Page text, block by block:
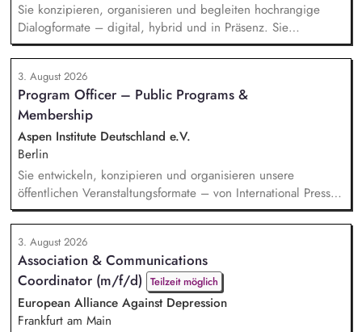
Sie konzipieren, organisieren und begleiten hochrangige
Dialogformate – digital, hybrid und in Präsenz. Sie
identifizieren aktuelle Entwicklungen in den Bereichen
Handel, Technologie, Geopolitik und wirtschaftliche
Sicherheit und bereiten diese für Veranstaltungen,
Hintergrundgespräche, Publikationen und politische
Diskussionen auf. Sie identifizieren und gewinnen
Referent*innen sowie Diskuss...
3. August 2026
Program Officer – Public Programs &
Membership
Aspen Institute Deutschland e.V.
Berlin
Sie entwickeln, konzipieren und organisieren unsere
öffentlichen Veranstaltungsformate – von International Press
Roundtables, Deep Dive Discussions und Aspen Fireside
Chats bis hin zu besonderen Formaten wie der Aspen
Summer Party, der Aspen Gala und neuen
Veranstaltungsformaten. Sie identifizieren aktuelle politische
Themen und gewinnen hochrangige Referentinnen sowie
Diskussionspartnerinnen a...
3. August 2026
Association & Communications
Coordinator (m/f/d) Teilzeit möglich
European Alliance Against Depression
Frankfurt am Main